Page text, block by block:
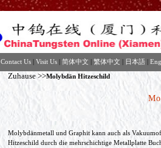
Contact Us | Visit Us | 简体中文 | 繁体中文 | 日本語 |
Zuhause >>Molybdän Hitzeschild
Molybdänmetall und Graphit kann auch als
Hitzeschild durch die mehrschichtige Metallplatte